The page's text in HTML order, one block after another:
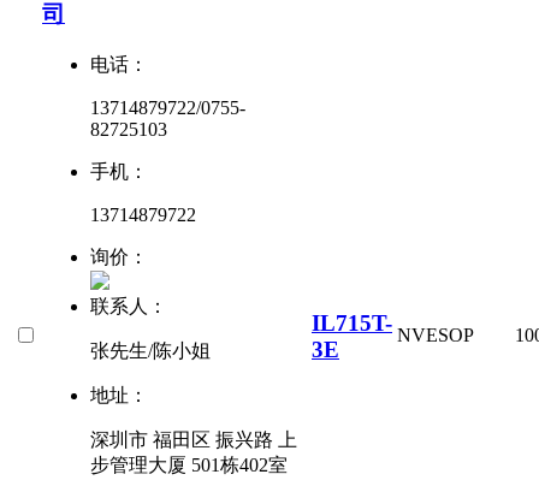
司
电话：
13714879722/0755-
82725103
手机：
13714879722
询价：
联系人：
张先生/陈小姐
地址：
深圳市 福田区 振兴路 上
步管理大厦 501栋402室
IL715T-
3E
NVESOP